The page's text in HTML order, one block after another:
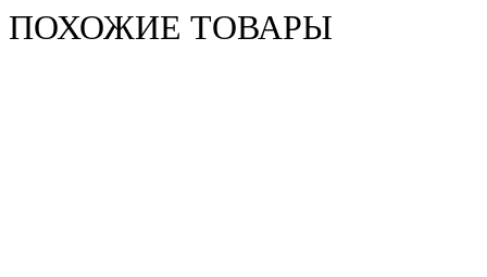
ПОХОЖИЕ ТОВАРЫ